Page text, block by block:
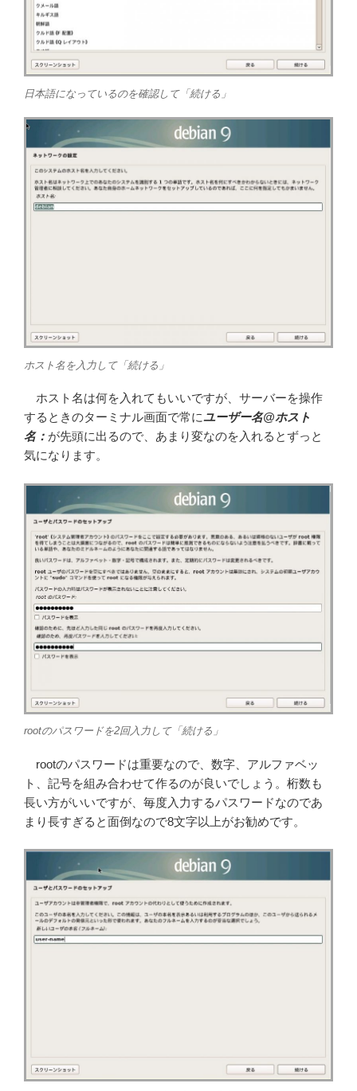
日本語になっているのを確認して「続ける」
ホスト名を入力して「続ける」
ホスト名は何を入れてもいいですが、サーバーを操作
するときのターミナル画面で常にユーザー名@ホスト
名： が先頭に出るので、あまり変なのを入れるとずっと
気になります。
rootのパスワードを2回入力して「続ける」
rootのパスワードは重要なので、数字、アルファベッ
ト、記号を組み合わせて作るのが良いでしょう。桁数も
長い方がいいですが、毎度入力するパスワードなのであ
まり長すぎると面倒なので8文字以上がお勧めです。